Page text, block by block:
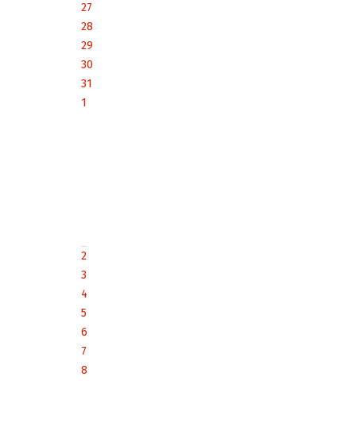
27
28
29
30
31
1
2
3
4
5
6
7
8